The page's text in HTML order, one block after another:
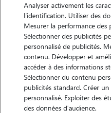
Anais
ESCLANEDES 48230
maison
Analyser activement les
l'identification. Utiliser des
Mesurer la performance des
Sélectionner des publicités
personnalisé de publicités.
contenu. Développer et
accéder à des informations
Sélectionner du contenu
publicités standard. Créer
personnalisé. Exploiter des
des données d'audience.